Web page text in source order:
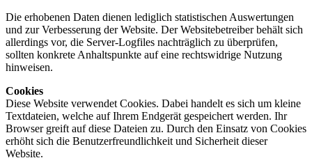
Die erhobenen Daten dienen lediglich statistischen Auswertungen
und zur Verbesserung der Website. Der Websitebetreiber behält sich
allerdings vor, die Server-Logfiles nachträglich zu überprüfen,
sollten konkrete Anhaltspunkte auf eine rechtswidrige Nutzung
hinweisen.
Cookies
Diese Website verwendet Cookies. Dabei handelt es sich um kleine
Textdateien, welche auf Ihrem Endgerät gespeichert werden. Ihr
Browser greift auf diese Dateien zu. Durch den Einsatz von Cookies
erhöht sich die Benutzerfreundlichkeit und Sicherheit dieser
Website.